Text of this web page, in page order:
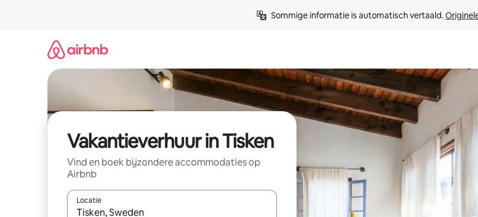
Sommige informatie is automatisch vertaald.
Vakantieverhuur in Tisken
Vind en boek bijzondere accommodaties op
Airbnb
Locatie
Wanneer er suggesties beschikbaar zijn, maak je een keuze met je de pijltjestoetsen omhoog en